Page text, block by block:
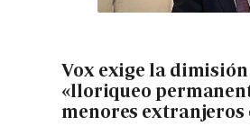
Vox exige la
«lloriqueo
menores extranjeros